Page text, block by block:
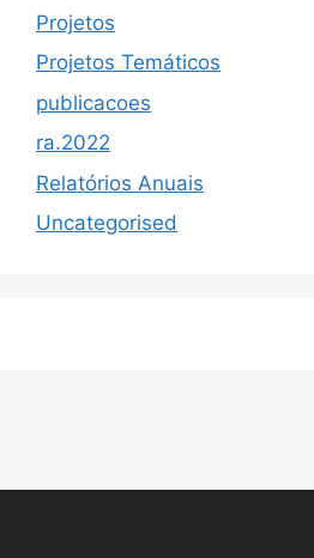
Projetos
Projetos Temáticos
publicacoes
ra.2022
Relatórios Anuais
Uncategorised